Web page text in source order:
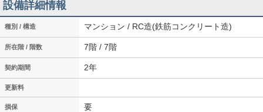
設備詳細情報
種別 / 構造 マンション / RC造(鉄筋コンクリート造)
所在階 / 階数 7階 / 7階
契約期間 2年
更新料
損保 要